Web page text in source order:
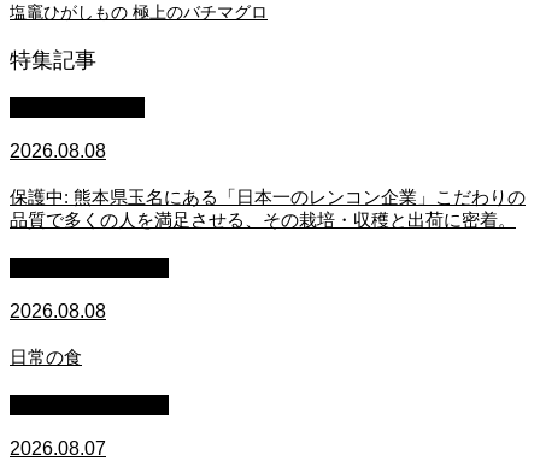
塩竈ひがしもの 極上のバチマグロ
特集記事
2026.08.08
保護中: 熊本県玉名にある「日本一のレンコン企業」こだわりの
品質で多くの人を満足させる、その栽培・収穫と出荷に密着。
2026.08.08
日常の食
2026.08.07